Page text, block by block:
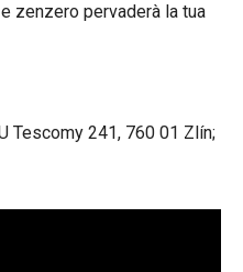
zenzero pervaderà la tua
Tescomy 241, 760 01 Zlín;